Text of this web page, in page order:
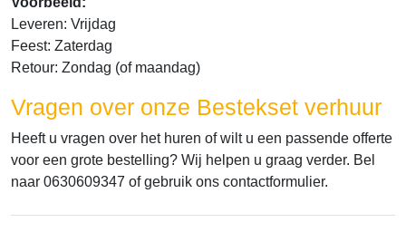
Leveren: Vrijdag
Feest: Zaterdag
Retour: Zondag (of maandag)
Vragen over onze Bestekset verhuur
Heeft u vragen over het huren of wilt u een passende offerte
voor een grote bestelling? Wij helpen u graag verder. Bel
naar 0630609347 of gebruik ons contactformulier.